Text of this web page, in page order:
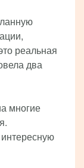
реальная
два
многие